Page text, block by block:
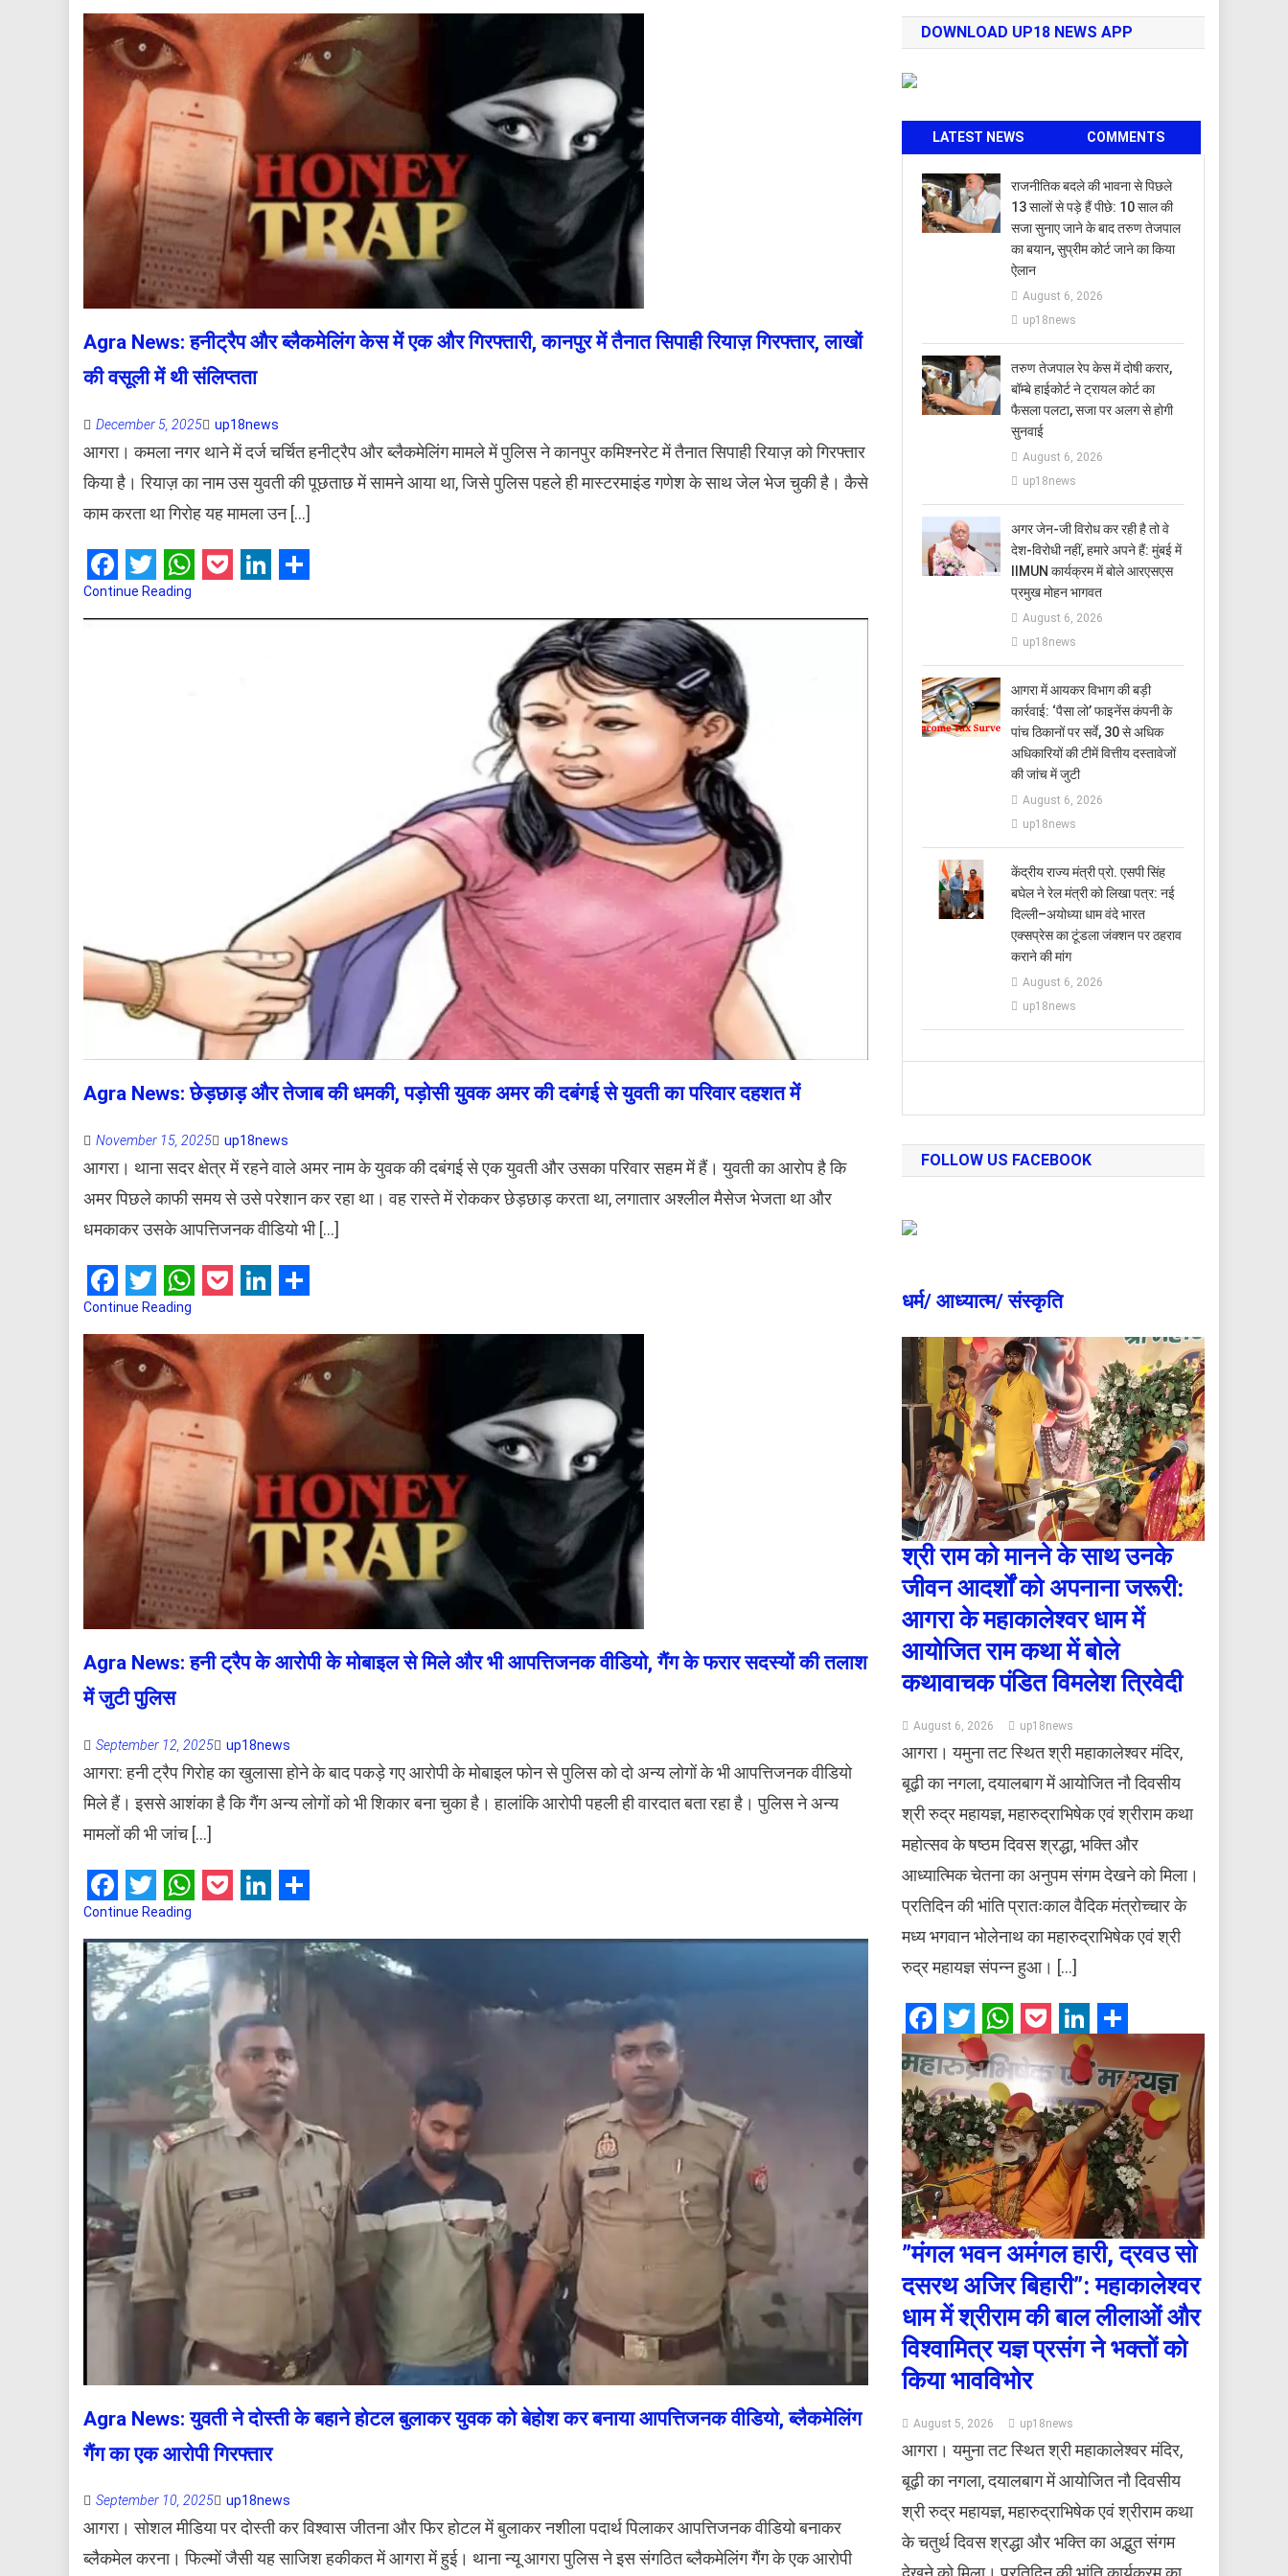
Agra News: हनीट्रैप और ब्लैकमेलिंग केस में एक और गिरफ्तारी, कानपुर में तैनात सिपाही रियाज़ गिरफ्तार, लाखों
की वसूली में थी संलिप्तता
December 5, 2025 up18news
आगरा। कमला नगर थाने में दर्ज चर्चित हनीट्रैप और ब्लैकमेलिंग मामले में पुलिस ने कानपुर कमिश्नरेट में तैनात सिपाही रियाज़ को गिरफ्तार
किया है। रियाज़ का नाम उस युवती की पूछताछ में सामने आया था, जिसे पुलिस पहले ही मास्टरमाइंड गणेश के साथ जेल भेज चुकी है। कैसे
काम करता था गिरोह यह मामला उन […]
Facebook
TwitterWhatsApp
Continue Reading
Agra News: छेड़छाड़ और तेजाब की धमकी, पड़ोसी युवक अमर की दबंगई से युवती का परिवार दहशत में
November 15, 2025 up18news
आगरा। थाना सदर क्षेत्र में रहने वाले अमर नाम के युवक की दबंगई से एक युवती और उसका परिवार सहम में हैं। युवती का आरोप है कि
अमर पिछले काफी समय से उसे परेशान कर रहा था। वह रास्ते में रोककर छेड़छाड़ करता था, लगातार अश्लील मैसेज भेजता था और
धमकाकर उसके आपत्तिजनक वीडियो भी […]
Facebook
TwitterWhatsApp
Continue Reading
Agra News: हनी ट्रैप के आरोपी के मोबाइल से मिले और भी आपत्तिजनक वीडियो, गैंग के फरार सदस्यों की तलाश
में जुटी पुलिस
September 12, 2025 up18news
आगरा: हनी ट्रैप गिरोह का खुलासा होने के बाद पकड़े गए आरोपी के मोबाइल फोन से पुलिस को दो अन्य लोगों के भी आपत्तिजनक वीडियो
मिले हैं। इससे आशंका है कि गैंग अन्य लोगों को भी शिकार बना चुका है। हालांकि आरोपी पहली ही वारदात बता रहा है। पुलिस ने अन्य
मामलों की भी जांच […]
Facebook
TwitterWhatsApp
Continue Reading
Agra News: युवती ने दोस्ती के बहाने होटल बुलाकर युवक को बेहोश कर बनाया आपत्तिजनक वीडियो, ब्लैकमेलिंग
गैंग का एक आरोपी गिरफ्तार
September 10, 2025 up18news
आगरा। सोशल मीडिया पर दोस्ती कर विश्वास जीतना और फिर होटल में बुलाकर नशीला पदार्थ पिलाकर आपत्तिजनक वीडियो बनाकर
ब्लैकमेल करना। फिल्मों जैसी यह साजिश हकीकत में आगरा में हुई। थाना न्यू आगरा पुलिस ने इस संगठित ब्लैकमेलिंग गैंग के एक आरोपी
DOWNLOAD UP18 NEWS APP
LATEST NEWS COMMENTS
राजनीतिक बदले की भावना से पिछले
13 सालों से पड़े हैं पीछे: 10 साल की
सजा सुनाए जाने के बाद तरुण तेजपाल
का बयान, सुप्रीम कोर्ट जाने का किया
ऐलान
August 6, 2026
up18news
तरुण तेजपाल रेप केस में दोषी करार,
बॉम्बे हाईकोर्ट ने ट्रायल कोर्ट का
फैसला पलटा, सजा पर अलग से होगी
सुनवाई
August 6, 2026
up18news
अगर जेन-जी विरोध कर रही है तो वे
देश-विरोधी नहीं, हमारे अपने हैं: मुंबई में
IIMUN कार्यक्रम में बोले आरएसएस
प्रमुख मोहन भागवत
August 6, 2026
up18news
आगरा में आयकर विभाग की बड़ी
कार्रवाई: ‘पैसा लो’ फाइनेंस कंपनी के
पांच ठिकानों पर सर्वे, 30 से अधिक
अधिकारियों की टीमें वित्तीय दस्तावेजों
की जांच में जुटी
August 6, 2026
up18news
केंद्रीय राज्य मंत्री प्रो. एसपी सिंह
बघेल ने रेल मंत्री को लिखा पत्र: नई
दिल्ली–अयोध्या धाम वंदे भारत
एक्सप्रेस का टूंडला जंक्शन पर ठहराव
कराने की मांग
August 6, 2026
up18news
FOLLOW US FACEBOOK
धर्म/ आध्‍यात्‍म/ संस्‍कृति
​श्री राम को मानने के साथ उनके
जीवन आदर्शों को अपनाना जरूरी:
आगरा के महाकालेश्वर धाम में
आयोजित राम कथा में बोले
कथावाचक पंडित विमलेश त्रिवेदी
August 6, 2026 up18news
आगरा। यमुना तट स्थित श्री महाकालेश्वर मंदिर,
बूढ़ी का नगला, दयालबाग में आयोजित नौ दिवसीय
श्री रुद्र महायज्ञ, महारुद्राभिषेक एवं श्रीराम कथा
महोत्सव के षष्ठम दिवस श्रद्धा, भक्ति और
आध्यात्मिक चेतना का अनुपम संगम देखने को मिला।
प्रतिदिन की भांति प्रातःकाल वैदिक मंत्रोच्चार के
मध्य भगवान भोलेनाथ का महारुद्राभिषेक एवं श्री
रुद्र महायज्ञ संपन्न हुआ। […]
Facebook
Twitter
WhatsApp
Pocket
LinkedIn
Share
​”मंगल भवन अमंगल हारी, द्रवउ सो
दसरथ अजिर बिहारी”: महाकालेश्वर
धाम में श्रीराम की बाल लीलाओं और
विश्वामित्र यज्ञ प्रसंग ने भक्तों को
किया भावविभोर
August 5, 2026 up18news
आगरा। यमुना तट स्थित श्री महाकालेश्वर मंदिर,
बूढ़ी का नगला, दयालबाग में आयोजित नौ दिवसीय
श्री रुद्र महायज्ञ, महारुद्राभिषेक एवं श्रीराम कथा
के चतुर्थ दिवस श्रद्धा और भक्ति का अद्भुत संगम